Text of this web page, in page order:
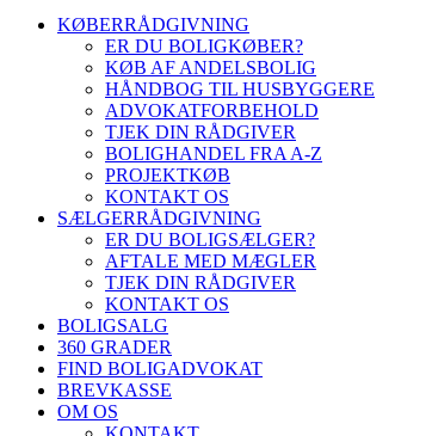
KØBERRÅDGIVNING
ER DU BOLIGKØBER?
KØB AF ANDELSBOLIG
HÅNDBOG TIL HUSBYGGERE
ADVOKATFORBEHOLD
TJEK DIN RÅDGIVER
BOLIGHANDEL FRA A-Z
PROJEKTKØB
KONTAKT OS
SÆLGERRÅDGIVNING
ER DU BOLIGSÆLGER?
AFTALE MED MÆGLER
TJEK DIN RÅDGIVER
KONTAKT OS
BOLIGSALG
360 GRADER
FIND BOLIGADVOKAT
BREVKASSE
OM OS